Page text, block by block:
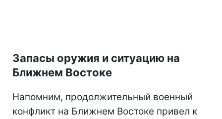
Запасы оружия и ситуацию на
Ближнем Востоке
Напомним, продолжительный военный
конфликт на Ближнем Востоке привел к